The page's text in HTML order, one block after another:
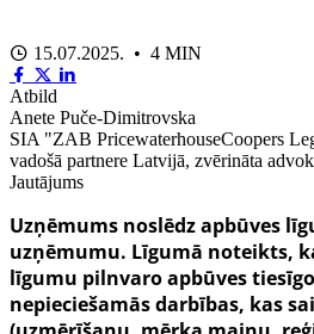
15.07.2025. • 4 MIN
Atbild
Anete Puče-Dimitrovska
SIA "ZAB PricewaterhouseCoopers
vadošā partnere Latvijā, zvērināta
Jautājums
Uzņēmums noslēdz apbūves
uzņēmumu. Līgumā noteikts,
līgumu pilnvaro apbūves
nepieciešamās darbības, kas